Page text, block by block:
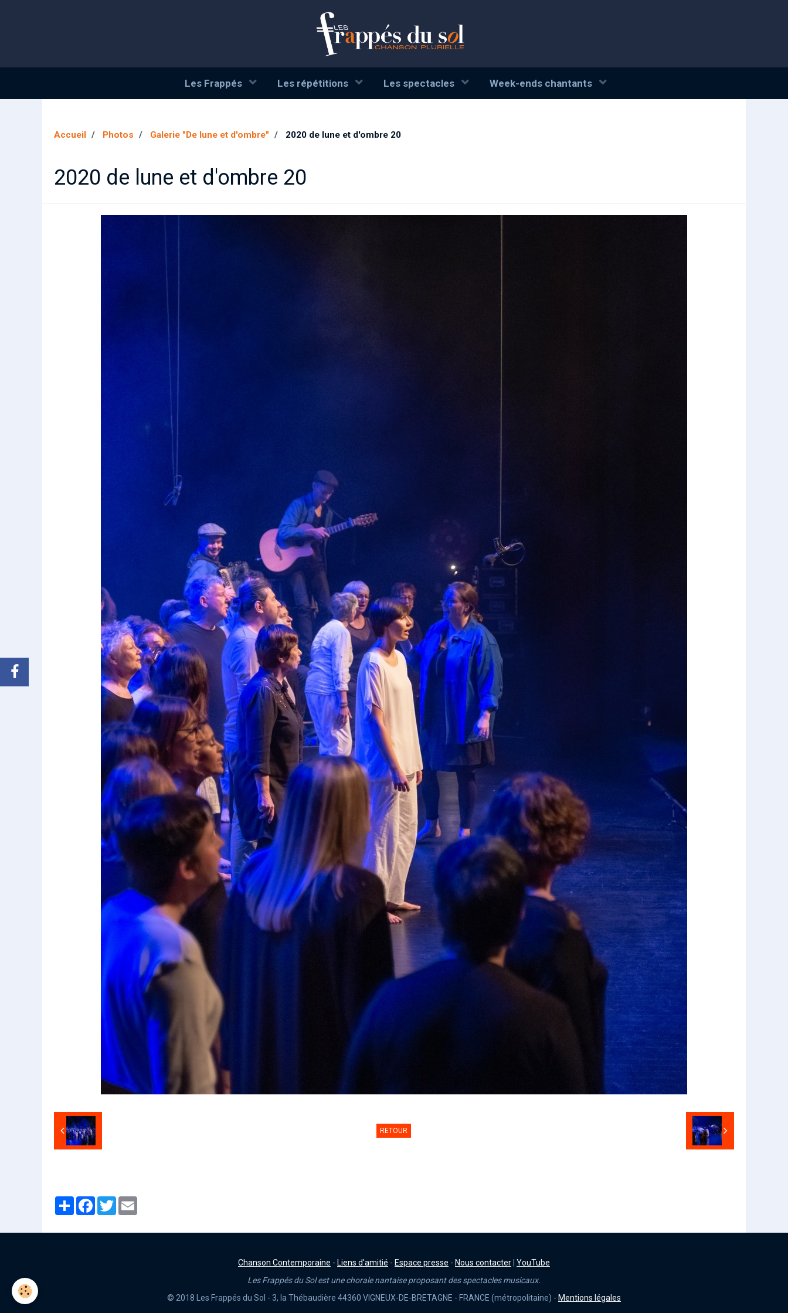
Les Frappés Les répétitions Les spectacles Week-ends chantants
Accueil Photos Galerie "De lune et d'ombre" 2020 de lune et d'ombre 20
2020 de lune et d'ombre 20
RETOUR
PartagerFacebook
Twitter
Chanson Contemporaine - Liens d'amitié - Espace presse - Nous contacter YouTube
Les Frappés du Sol est une chorale nantaise proposant des spectacles musicaux.
© 2018 Les Frappés du Sol - 3, la Thébaudière 44360 VIGNEUX-DE-BRETAGNE - FRANCE (métropolitaine) - Mentions légales